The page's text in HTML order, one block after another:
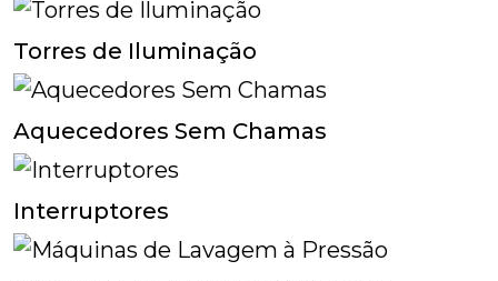
Torres de Iluminação
Aquecedores Sem Chamas
Interruptores